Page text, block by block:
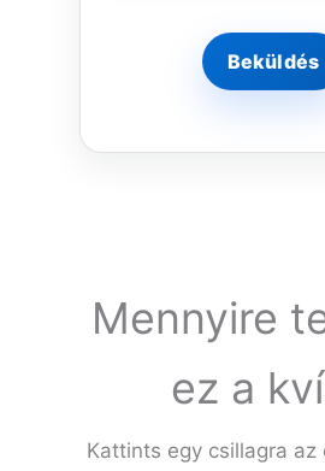
Mennyire
ez a
Kattints egy csillagra az